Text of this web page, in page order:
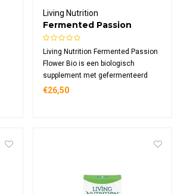
Living Nutrition
Fermented Passion
Flower Bio
Living Nutrition Fermented Passion
Flower Bio is een biologisch
supplement met gefermenteerd
passiebloemblad. Dankzij de unieke
€26,50